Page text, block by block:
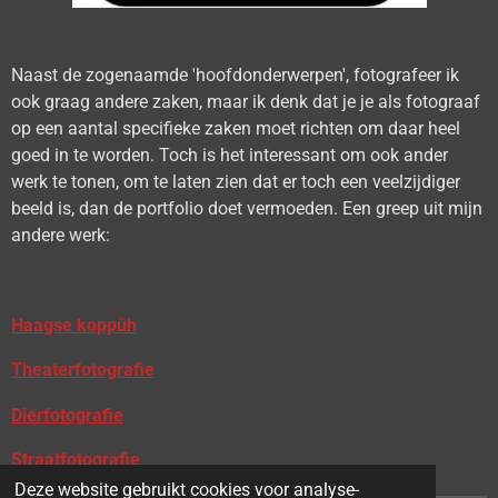
Deze website gebruikt cookies voor analyse-
Naast de zogenaamde 'hoofdonderwerpen', fotografeer ik
ook graag andere zaken, maar ik denk dat je je als fotograaf
op een aantal specifieke zaken moet richten om daar heel
goed in te worden. Toch is het interessant om ook ander
werk te tonen, om te laten zien dat er toch een veelzijdiger
beeld is, dan de portfolio doet vermoeden. Een greep uit mijn
andere werk:
Haagse koppûh
Theaterfotografie
Dierfotografie
Straatfotografie